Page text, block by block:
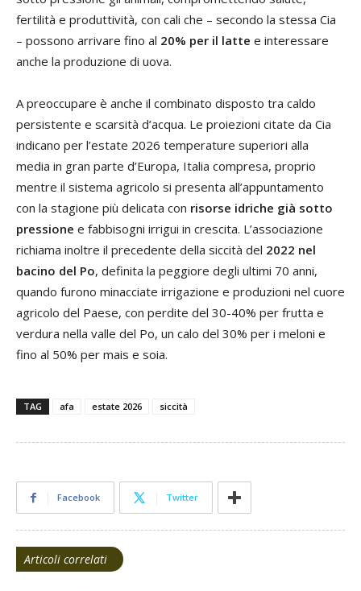
fertilità e produttività, con cali che – secondo la stessa Cia
– possono arrivare fino al 20% per il latte e interessare
anche la produzione di uova.
A preoccupare è anche il combinato disposto tra caldo
persistente e scarsità d’acqua. Le proiezioni citate da Cia
indicano per l’estate 2026 temperature superiori alla
media in gran parte d’Europa, Italia compresa, proprio
mentre il sistema agricolo si presenta all’appuntamento
con la stagione più delicata con risorse idriche già sotto
pressione e fabbisogni irrigui in crescita. L’associazione
richiama inoltre il precedente della siccità del 2022 nel
bacino del Po, definita la peggiore degli ultimi 70 anni,
quando furono minacciate irrigazione e produzioni nel cuore
agricolo del Paese, con perdite del 30-40% per frutta e
verdura nella valle del Po, un calo del 30% per i meloni e
fino al 50% per mais e soia.
TAG afa estate 2026 siccità
Facebook Twitter
Articoli correlati